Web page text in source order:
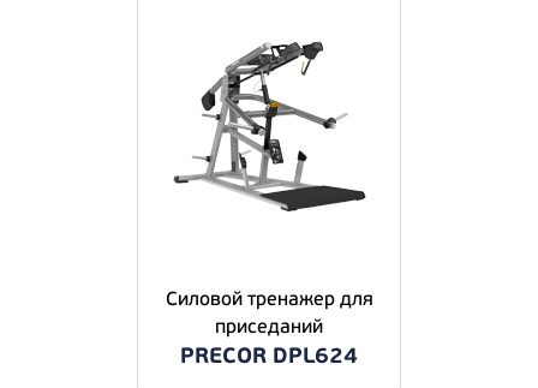
Силовой тренажер для
приседаний
PRECOR DPL624